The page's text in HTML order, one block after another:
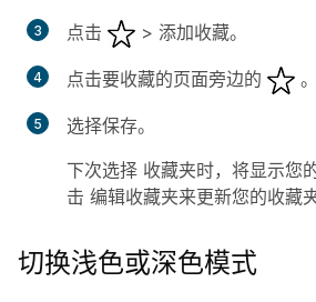
点击
> 添加收藏。
点击要收藏的页面旁边的 。
选择保存。
下次选择 收藏夹时，将显示您
击 编辑收藏夹来更新您的收藏
切换浅色或深色模式